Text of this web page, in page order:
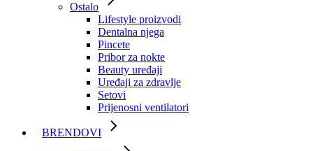
Ostalo
Lifestyle proizvodi
Dentalna njega
Pincete
Pribor za nokte
Beauty uređaji
Uređaji za zdravlje
Setovi
Prijenosni ventilatori
BRENDOVI